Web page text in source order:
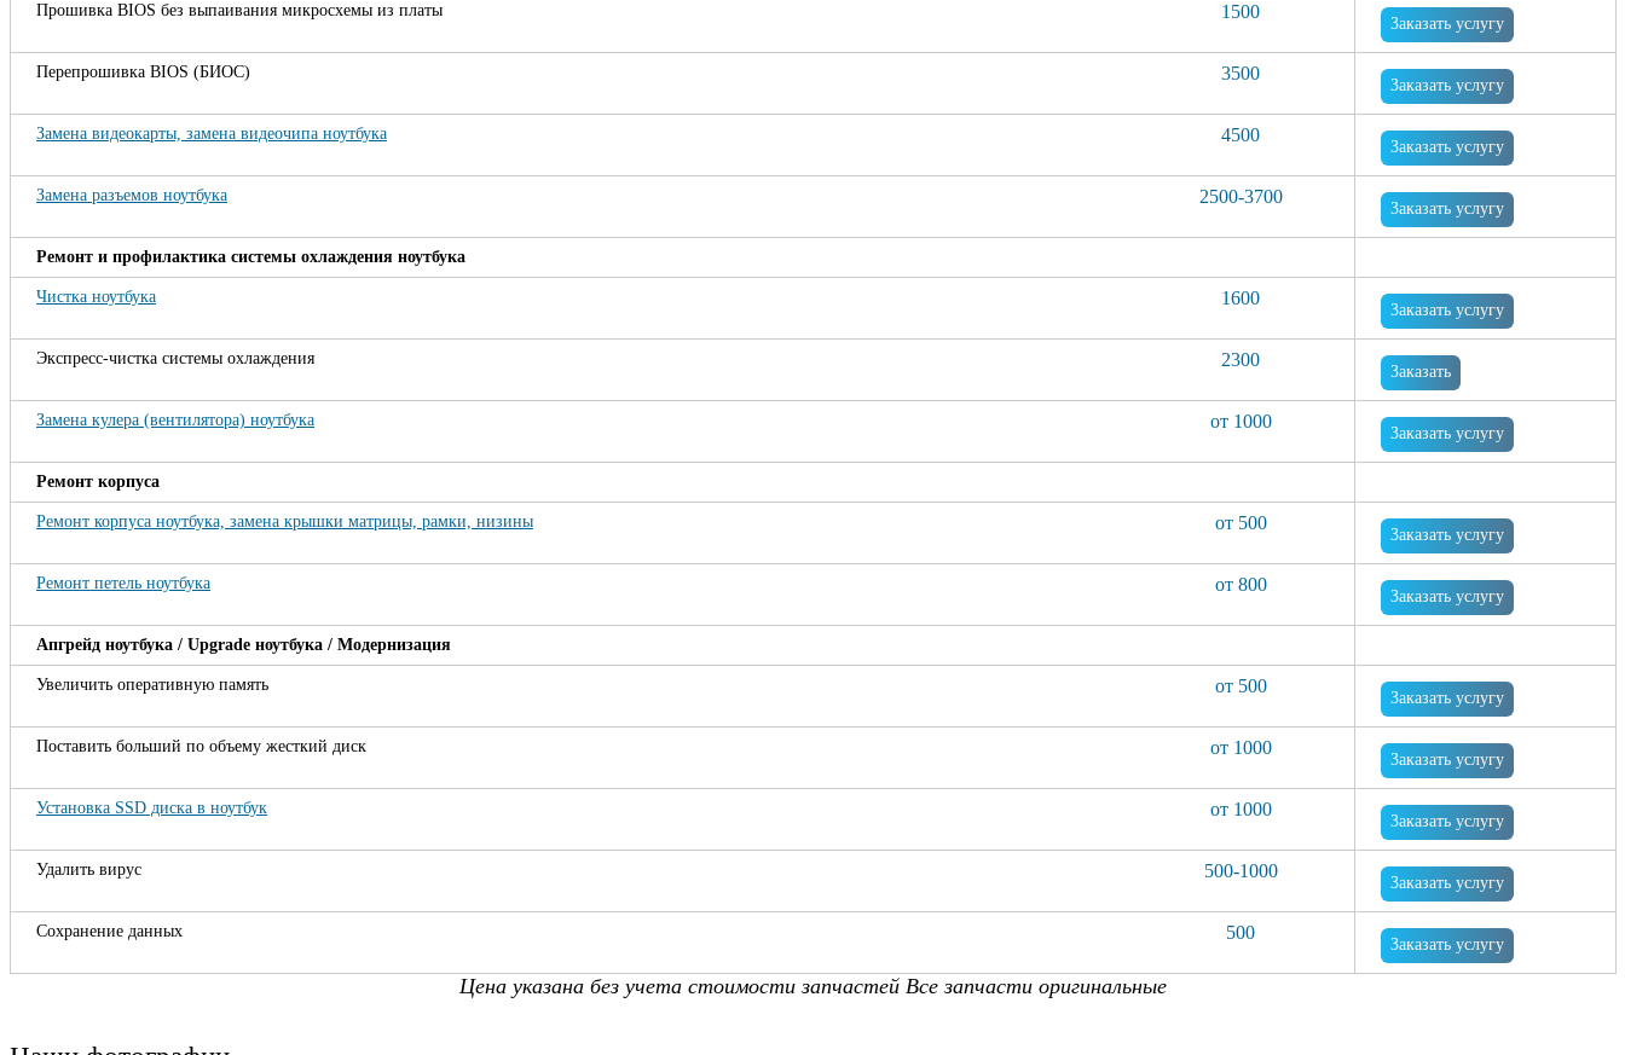
Прошивка BIOS без выпаивания микросхемы из платы 1500
Заказать услугу
Перепрошивка BIOS (БИОС) 3500
Заказать услугу
Замена видеокарты, замена видеочипа ноутбука 4500
Заказать услугу
Замена разъемов ноутбука 2500-3700
Заказать услугу
Ремонт и профилактика системы охлаждения ноутбука
Чистка ноутбука 1600
Заказать услугу
Экспресс-чистка системы охлаждения 2300
Заказать
Замена кулера (вентилятора) ноутбука от 1000
Заказать услугу
Ремонт корпуса
Ремонт корпуса ноутбука, замена крышки матрицы, рамки, низины от 500
Заказать услугу
Ремонт петель ноутбука от 800
Заказать услугу
Апгрейд ноутбука / Upgrade ноутбука / Модернизация
Увеличить оперативную память от 500
Заказать услугу
Поставить больший по объему жесткий диск от 1000
Заказать услугу
Установка SSD диска в ноутбук от 1000
Заказать услугу
Удалить вирус 500-1000
Заказать услугу
Сохранение данных 500
Заказать услугу
Цена указана без учета стоимости запчастей Все запчасти оригинальные